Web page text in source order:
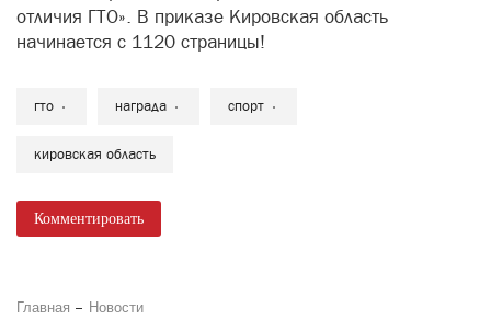
отличия ГТО». В приказе Кировская область
начинается с 1120 страницы!
гто награда спорт
кировская область
Комментировать
Главная Новости